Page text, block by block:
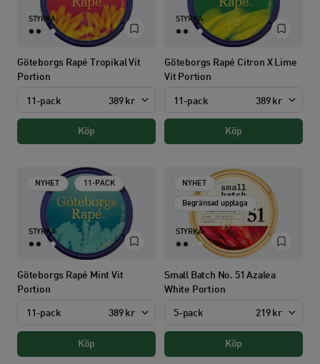
STYRKA:
Göteborgs Rapé Tropikal Vit
Portion
11-pack 389 kr
Köp
STYRKA:
Göteborgs Rapé Citron X Lime
Vit Portion
11-pack 389 kr
Köp
STYRKA:
Göteborgs Rapé Mint Vit
Portion
NYHET 11-PACK
11-pack 389 kr
Köp
STYRKA:
Small Batch No. 51 Azalea
White Portion
NYHET
Begränsad upplaga
5-pack 219 kr
Köp